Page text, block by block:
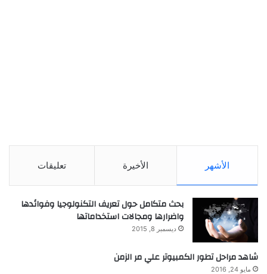
الأشهر الأخيرة تعليقات
بحث متكامل حول تعريف التكنولوجيا وفوائدها
واضرارها ومجالات استخداماتها
ديسمبر 8, 2015
شاهد مراحل تطور الكمبيوتر علي مر الزمن
مايو 24, 2016